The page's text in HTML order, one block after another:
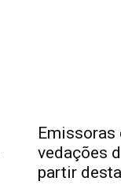
Emissoras
vedações
partir